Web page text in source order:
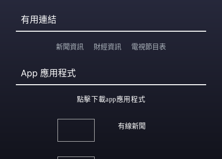
有用連結
新聞資訊 財經資訊 電視節目表
App 應用程式
點擊下載app應用程式
有線新聞